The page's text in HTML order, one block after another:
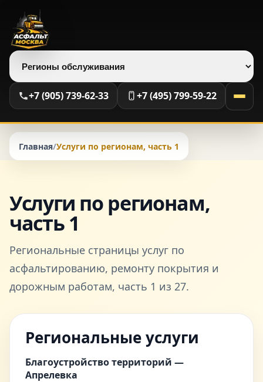
Выберите регион
+7 (905) 739-62-33 +7 (495) 799-59-22
Главная/Услуги по регионам, часть 1
Услуги по регионам,
часть 1
Региональные страницы услуг по
асфальтированию, ремонту покрытия и
дорожным работам, часть 1 из 27.
Региональные услуги
Благоустройство территорий —
Апрелевка